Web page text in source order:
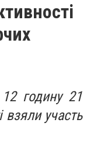
годину 21
взяли участь